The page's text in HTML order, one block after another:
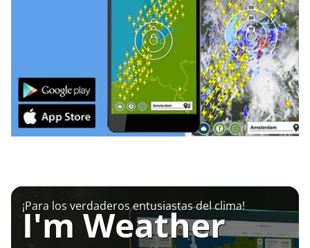
¡Para los verdaderos entusiastas del clima!
I'm Weather